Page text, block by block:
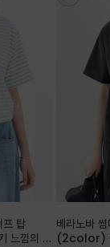
프 탑
느낌의 폴
베라노바
(2color)